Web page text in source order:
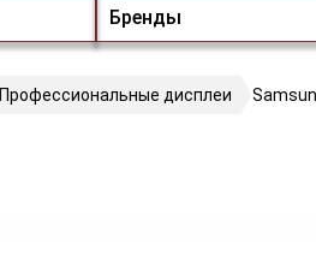
Бренды
Профессиональные дисплеи